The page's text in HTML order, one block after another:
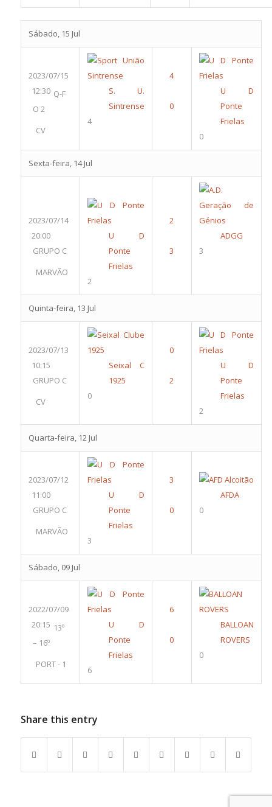
Sábado, 15 Jul
2023/07/15
12:30 Q-F
O 2
CV
S. U.
Sintrense
4
U D
Ponte
Frielas
0
Sexta-feira, 14 Jul
2023/07/14
20:00
GRUPO C
MARVÃO
U D
Ponte
Frielas
2
ADGG
3
Quinta-feira, 13 Jul
2023/07/13
10:15
GRUPO C
CV
Seixal C
1925
0
U D
Ponte
Frielas
2
Quarta-feira, 12 Jul
2023/07/12
11:00
GRUPO C
MARVÃO
U D
Ponte
Frielas
3
AFDA
0
Sábado, 09 Jul
2022/07/09
20:15 13º
– 16º
PORT - 1
U D
Ponte
Frielas
6
BALLOAN
ROVERS
0
Share this entry